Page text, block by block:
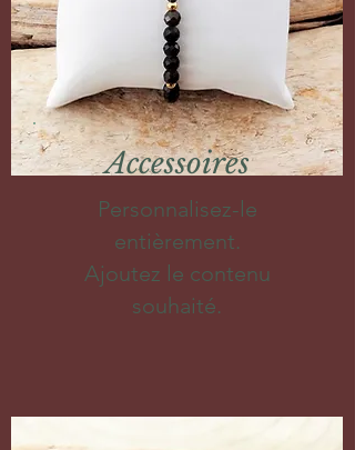
Accessoires
Personnalisez-le
entièrement.
Ajoutez le contenu
souhaité.